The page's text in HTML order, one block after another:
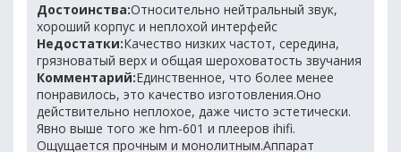
Достоинства:Относительно нейтральный звук,
хороший корпус и неплохой интерфейс
Недостатки:Качество низких частот, середина,
грязноватый верх и общая шероховатость звучания
Комментарий:Единственное, что более менее
понравилось, это качество изготовления.Оно
действительно неплохое, даже чисто эстетически.
Явно выше того же hm-601 и плееров ihifi.
Ощущается прочным и монолитным.Аппарат